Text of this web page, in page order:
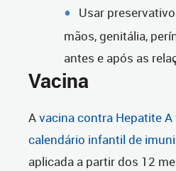
Usar
mãos, genitália,
antes e após as
Vacina
Avacina contra Hepatite
calendário infantil de
aplicada a partir dos 12